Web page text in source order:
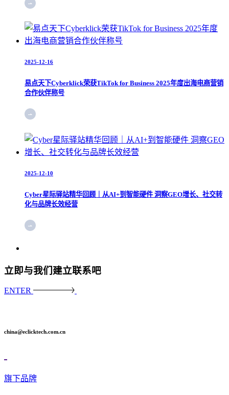
2025-12-16
易点天下Cyberklick荣获TikTok for Business 2025年度出海电商营销
合作伙伴称号
2025-12-10
Cyber星际驿站精华回顾｜从AI+到智能硬件 洞察GEO增长、社交转
化与品牌长效经营
立即与我们建立联系吧
ENTER
china@eclicktech.com.cn
旗下品牌